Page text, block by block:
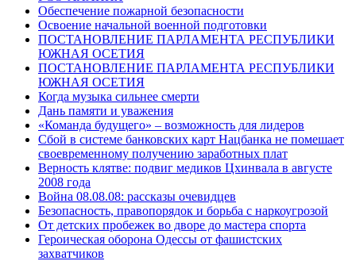
Обеспечение пожарной безопасности
Освоение начальной военной подготовки
ПОСТАНОВЛЕНИЕ ПАРЛАМЕНТА РЕСПУБЛИКИ
ЮЖНАЯ ОСЕТИЯ
ПОСТАНОВЛЕНИЕ ПАРЛАМЕНТА РЕСПУБЛИКИ
ЮЖНАЯ ОСЕТИЯ
Когда музыка сильнее смерти
Дань памяти и уважения
«Команда будущего» – возможность для лидеров
Сбой в системе банковских карт Нацбанка не помешает
своевременному получению заработных плат
Верность клятве: подвиг медиков Цхинвала в августе
2008 года
Война 08.08.08: рассказы очевидцев
Безопасность, правопорядок и борьба с наркоугрозой
От детских пробежек во дворе до мастера спорта
Героическая оборона Одессы от фашистских
захватчиков